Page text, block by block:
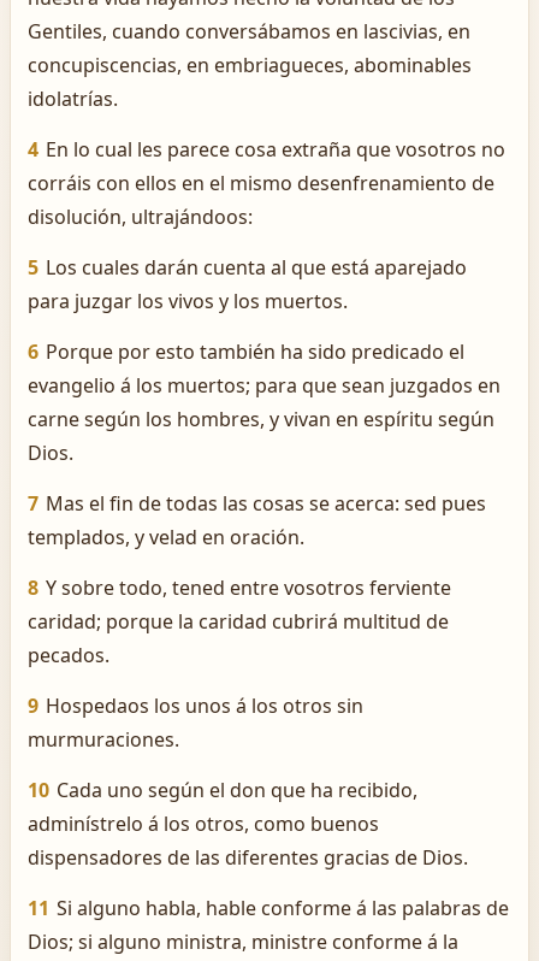
Gentiles, cuando conversábamos en lascivias, en
concupiscencias, en embriagueces, abominables
idolatrías.
4 En lo cual les parece cosa extraña que vosotros no
corráis con ellos en el mismo desenfrenamiento de
disolución, ultrajándoos:
5 Los cuales darán cuenta al que está aparejado
para juzgar los vivos y los muertos.
6 Porque por esto también ha sido predicado el
evangelio á los muertos; para que sean juzgados en
carne según los hombres, y vivan en espíritu según
Dios.
7 Mas el fin de todas las cosas se acerca: sed pues
templados, y velad en oración.
8 Y sobre todo, tened entre vosotros ferviente
caridad; porque la caridad cubrirá multitud de
pecados.
9 Hospedaos los unos á los otros sin
murmuraciones.
10 Cada uno según el don que ha recibido,
adminístrelo á los otros, como buenos
dispensadores de las diferentes gracias de Dios.
11 Si alguno habla, hable conforme á las palabras de
Dios; si alguno ministra, ministre conforme á la